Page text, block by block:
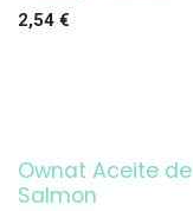
2,54 €
Ownat Aceite de
Salmon